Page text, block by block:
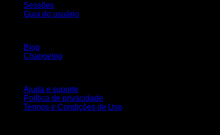
Sessões
Guia do usuário
Blog
Changelog
Ajuda e suporte
Política de privacidade
Termos e Condições de Uso